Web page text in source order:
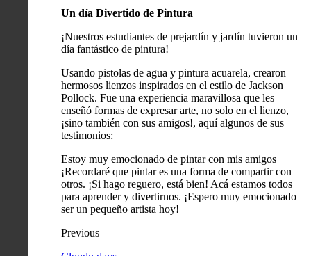
Un día Divertido de Pintura
¡Nuestros estudiantes de prejardín y jardín tuvieron un
día fantástico de pintura!
Usando pistolas de agua y pintura acuarela, crearon
hermosos lienzos inspirados en el estilo de Jackson
Pollock. Fue una experiencia maravillosa que les
enseñó formas de expresar arte, no solo en el lienzo,
¡sino también con sus amigos!, aquí algunos de sus
testimonios:
Estoy muy emocionado de pintar con mis amigos
¡Recordaré que pintar es una forma de compartir con
otros. ¡Si hago reguero, está bien! Acá estamos todos
para aprender y divertirnos. ¡Espero muy emocionado
ser un pequeño artista hoy!
Previous